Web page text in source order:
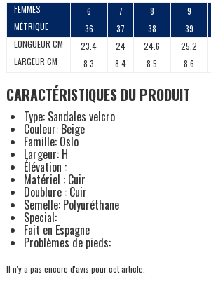
FEMMES 6 7 8 9
MÉTRIQUE
36 37 38 39
LONGUEUR CM
23.4 24 24.6 25.2
LARGEUR CM
8.3 8.4 8.5 8.6
CARACTÉRISTIQUES DU PRODUIT
Type: Sandales velcro
Couleur: Beige
Famille: Oslo
Largeur: H
Élévation :
Matériel : Cuir
Doublure : Cuir
Semelle: Polyuréthane
Special:
Fait en Espagne
Problèmes de pieds:
Il n'y a pas encore d'avis pour cet article.